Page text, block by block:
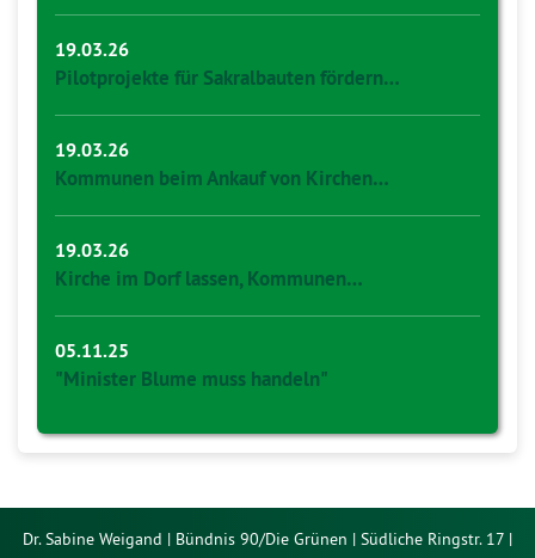
19.03.26
Pilotprojekte für Sakralbauten fördern…
19.03.26
Kommunen beim Ankauf von Kirchen…
19.03.26
Kirche im Dorf lassen, Kommunen…
05.11.25
"Minister Blume muss handeln"
Dr. Sabine Weigand | Bündnis 90/Die Grünen | Südliche Ringstr. 17 |